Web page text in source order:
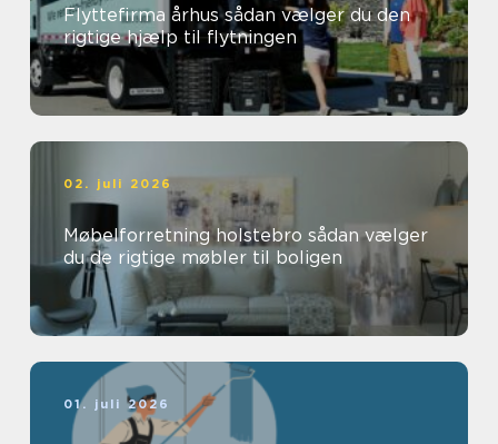
Flyttefirma århus sådan vælger du den
rigtige hjælp til flytningen
02. juli 2026
Møbelforretning holstebro sådan vælger
du de rigtige møbler til boligen
01. juli 2026